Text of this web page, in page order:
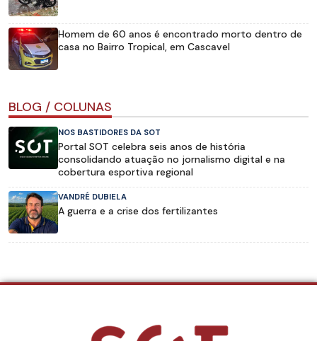
Homem de 60 anos é encontrado morto dentro de
casa no Bairro Tropical, em Cascavel
BLOG / COLUNAS
NOS BASTIDORES DA SOT
Portal SOT celebra seis anos de história
consolidando atuação no jornalismo digital e na
cobertura esportiva regional
VANDRÉ DUBIELA
A guerra e a crise dos fertilizantes